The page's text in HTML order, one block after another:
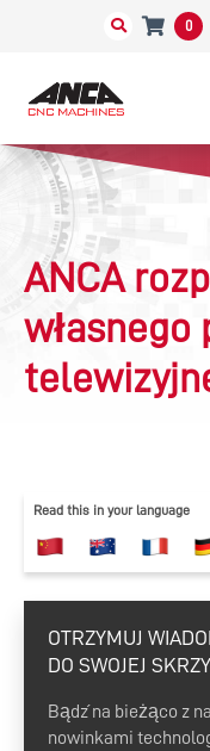
0
ANCA
własnego
Read this in your language
OTRZYMUJ
DO SWOJEJ
Bądź na bieżąco z
nowinkami